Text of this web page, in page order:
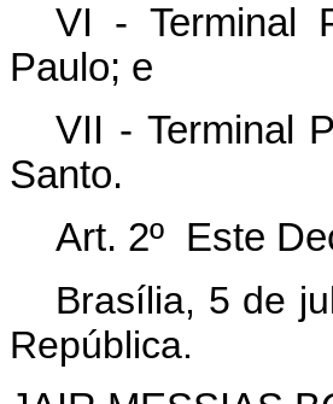
VI - Terminal
Paulo; e
VII - Terminal
Santo.
Art. 2º Este
Brasília, 5 de
República.